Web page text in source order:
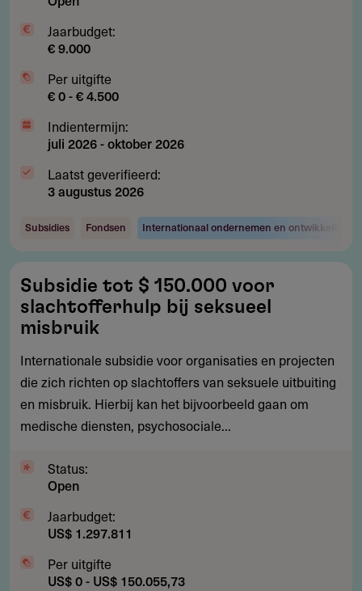
Jaarbudget:
€ 9.000
Per uitgifte
€ 0 - € 4.500
Indientermijn:
juli 2026-oktober 2026
Laatst geverifieerd:
3 augustus 2026
Subsidies Fondsen Internationaal ondernemen en
tot
$
150.000
voor
slachtofferhulp
bij
seksueel
Subsidie tot $ 150.000 voor
slachtofferhulp bij seksueel
misbruik
Internationale subsidie voor organisaties en projecten
die zich richten op slachtoffers van seksuele uitbuiting
en misbruik. Hierbij kan het bijvoorbeeld gaan om
medische diensten, psychosociale...
Status:
Open
Jaarbudget:
US$ 1.297.811
Per uitgifte
US$ 0 - US$ 150.055,73